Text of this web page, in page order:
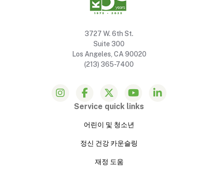
3727 W. 6th St.
Suite 300
Los Angeles, CA 90020
(213) 365-7400
Service quick links
어린이 및 청소년
정신 건강 카운슬링
재정 도움